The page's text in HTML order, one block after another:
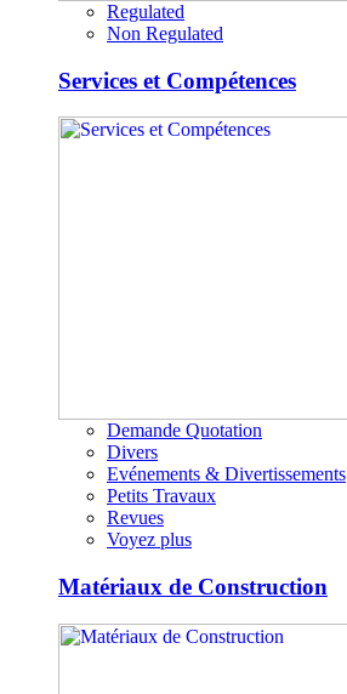
Regulated
Non Regulated
Services et Compétences
Demande Quotation
Divers
Evénements & Divertissements
Petits Travaux
Revues
Voyez plus
Matériaux de Construction